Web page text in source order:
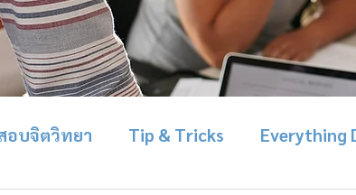
บจิตวิทยา Tip & Tricks Everything